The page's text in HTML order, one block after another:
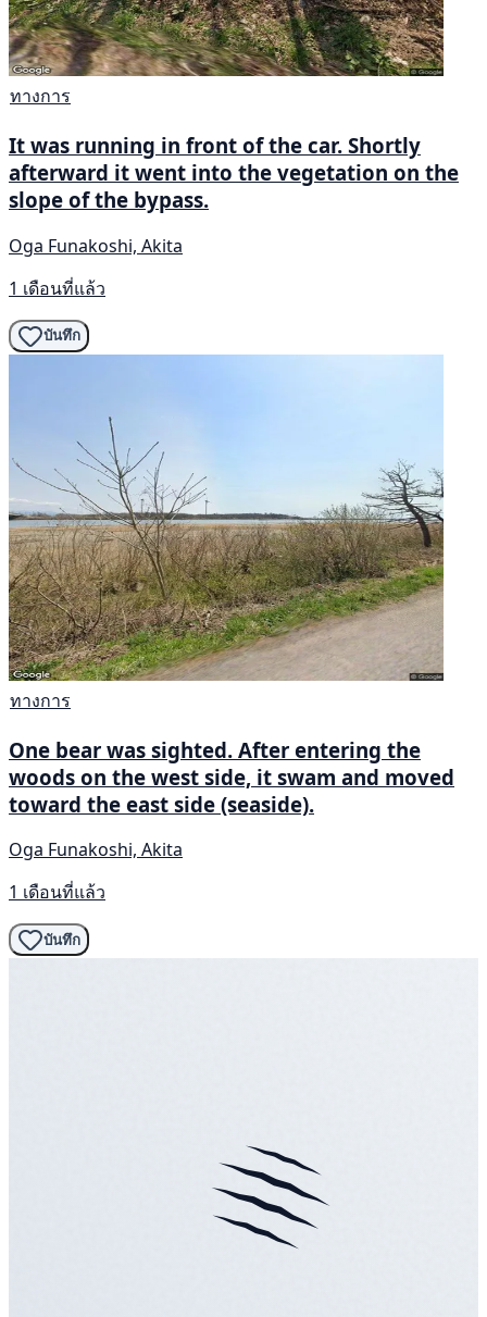
ทางการ
It was running in front of the car. Shortly
afterward it went into the vegetation on the
slope of the bypass.
Oga Funakoshi, Akita
1 เดือนที่แล้ว
บันทึก
ทางการ
One bear was sighted. After entering the
woods on the west side, it swam and moved
toward the east side (seaside).
Oga Funakoshi, Akita
1 เดือนที่แล้ว
บันทึก